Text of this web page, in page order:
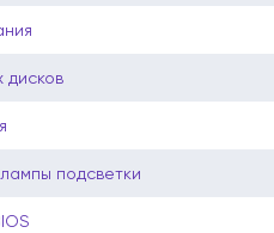
дисков
подсветки